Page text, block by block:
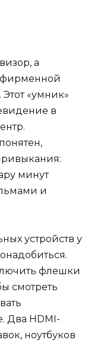
а
фирменной
«умник»
в
минут
и
устройств у
флешки
смотреть
Два HDMI-
ноутбуков